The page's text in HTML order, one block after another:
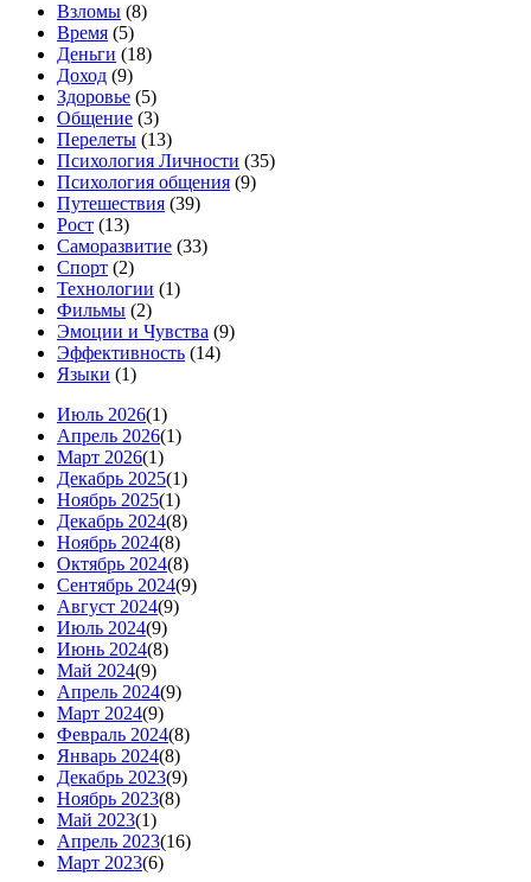
Взломы (8)
Время (5)
Деньги (18)
Доход (9)
Здоровье (5)
Общение (3)
Перелеты (13)
Психология Личности (35)
Психология общения (9)
Путешествия (39)
Рост (13)
Саморазвитие (33)
Спорт (2)
Технологии (1)
Фильмы (2)
Эмоции и Чувства (9)
Эффективность (14)
Языки (1)
Июль 2026(1)
Апрель 2026(1)
Март 2026(1)
Декабрь 2025(1)
Ноябрь 2025(1)
Декабрь 2024(8)
Ноябрь 2024(8)
Октябрь 2024(8)
Сентябрь 2024(9)
Август 2024(9)
Июль 2024(9)
Июнь 2024(8)
Май 2024(9)
Апрель 2024(9)
Март 2024(9)
Февраль 2024(8)
Январь 2024(8)
Декабрь 2023(9)
Ноябрь 2023(8)
Май 2023(1)
Апрель 2023(16)
Март 2023(6)